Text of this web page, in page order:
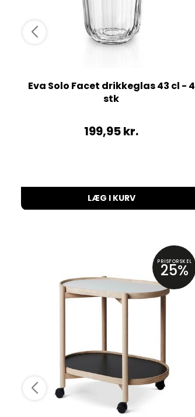
Eva Solo Facet drikkeglas 43 cl - 4
stk
199,95kr.
LÆG I KURV
PRISFORSKEL
25%